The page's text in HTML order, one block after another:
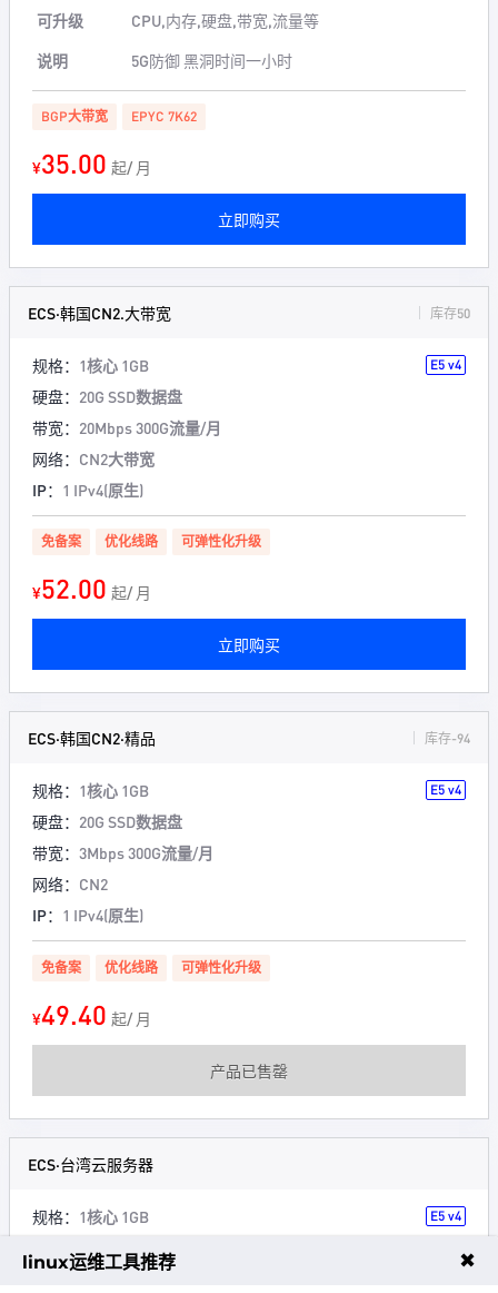
可升级
CPU,内存,硬盘,带宽,流量等
说明
5G防御 黑洞时间一小时
BGP大带宽 EPYC 7K62
¥35.00 起/ 月
立即购买
ECS·韩国CN2.大带宽 库存50
规格： 1核心 1GB E5 v4
硬盘： 20G SSD数据盘
带宽： 20Mbps 300G流量/月
网络： CN2大带宽
IP： 1 IPv4(原生)
免备案 优化线路 可弹性化升级
¥52.00 起/ 月
立即购买
ECS·韩国CN2·精品 库存-94
规格： 1核心 1GB E5 v4
硬盘： 20G SSD数据盘
带宽： 3Mbps 300G流量/月
网络： CN2
IP： 1 IPv4(原生)
免备案 优化线路 可弹性化升级
¥49.40 起/ 月
产品已售罄
ECS·台湾云服务器
规格： 1核心 1GB E5 v4
linux运维工具推荐 ✖